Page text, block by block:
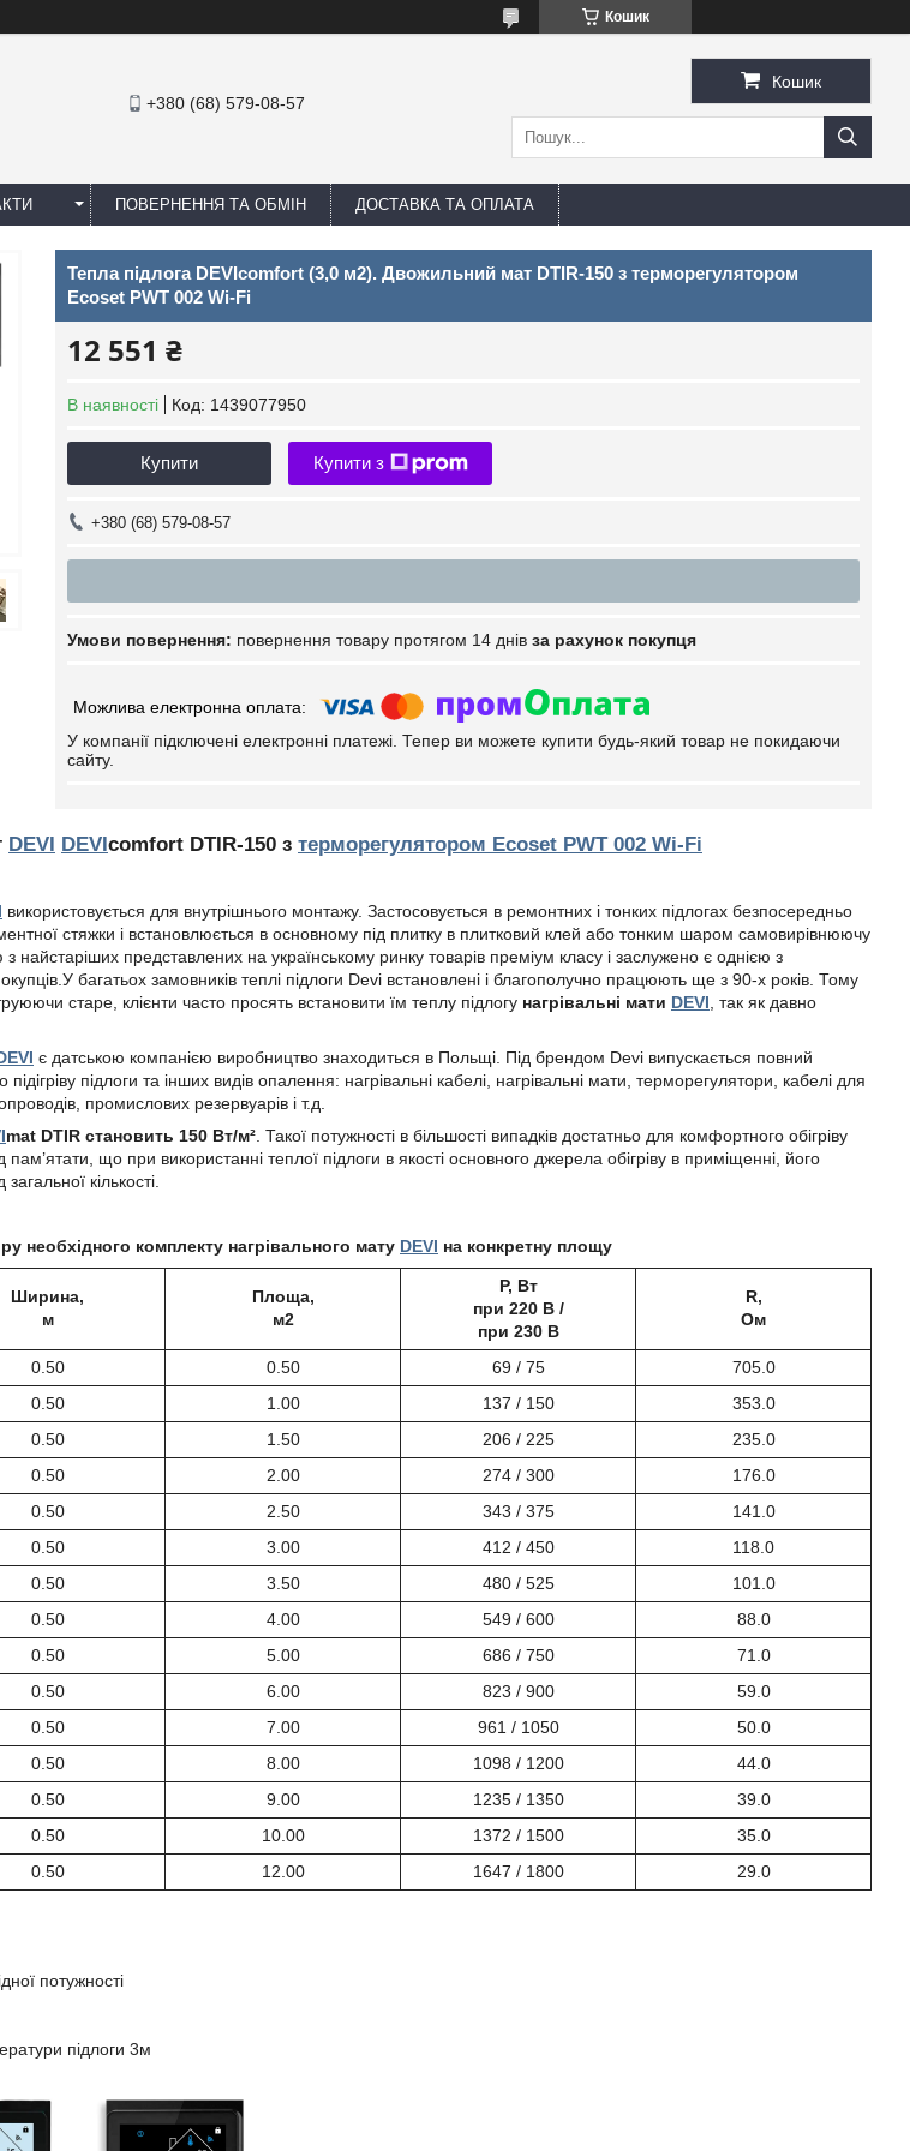
Кошик
+380 (68) 579-08-57
Кошик
ПОВЕРНЕННЯ ТА ОБМІН ДОСТАВКА ТА ОПЛАТА
Тепла підлога DEVIcomfort (3,0 м2). Двожильний мат DTIR-150 з терморегулятором
Ecoset PWT 002 Wi-Fi
12 551 ₴
В наявності Код: 1439077950
Купити Купити з
+380 (68) 579-08-57
повернення товару протягом 14 днів за рахунок покупця
У компанії підключені електронні платежі. Тепер ви можете купити будь-який товар не покидаючи
сайту.
DEVI DEVIcomfort DTIR-150 з терморегулятором Ecoset PWT 002 Wi-Fi
використовується для внутрішнього монтажу. Застосовується в ремонтних і тонких підлогах безпосередньо
стяжки і встановлюється в основному під плитку в плитковий клей або тонким шаром самовирівнюючу
з найстаріших представлених на українському ринку товарів преміум класу і заслужено є однією з
багатьох замовників теплі підлоги Devi встановлені і благополучно працюють ще з 90-х років. Тому
старе, клієнти часто просять встановити їм теплу підлогу нагрівальні мати DEVI , так як давно
є датською компанією виробництво знаходиться в Польщі. Під брендом Devi випускається повний
підлоги та інших видів опалення: нагрівальні кабелі, нагрівальні мати, терморегулятори, кабелі для
промислових резервуарів і т.д.
mat DTIR становить 150 Вт/м² . Такої потужності в більшості випадків достатньо для комфортного обігріву
що при використанні теплої підлоги в якості основного джерела обігріву в приміщенні, його
кількості.
необхідного комплекту нагрівального мату DEVI на конкретну площу
Ширина,
м
Площа,
м2
P, Вт
при 220 В /
при 230 В
R,
Ом
0.50 0.50 69 / 75
705.0
0.50 1.00 137 / 150
353.0
0.50 1.50 206 / 225
235.0
0.50 2.00 274 / 300
176.0
0.50 2.50 343 / 375
141.0
0.50 3.00 412 / 450
118.0
0.50 3.50 480 / 525
101.0
0.50 4.00 549 / 600
88.0
0.50 5.00 686 / 750
71.0
0.50 6.00 823 / 900
59.0
0.50 7.00 961 / 1050
50.0
0.50 8.00 1098 / 1200
44.0
0.50 9.00 1235 / 1350
39.0
0.50 10.00 1372 / 1500
35.0
0.50 12.00 1647 / 1800 29.0
потужності
підлоги 3м